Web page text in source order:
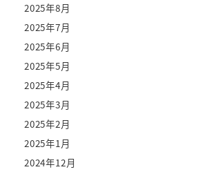
2025年8月
2025年7月
2025年6月
2025年5月
2025年4月
2025年3月
2025年2月
2025年1月
2024年12月